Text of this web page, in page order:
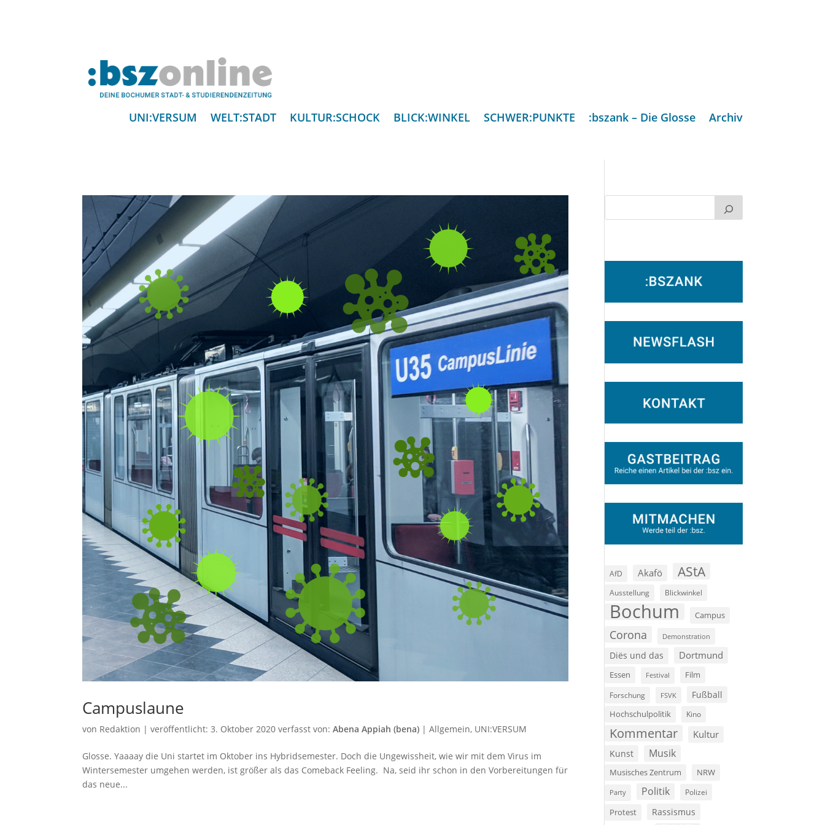
UNI:VERSUM WELT:STADT KULTUR:SCHOCK BLICK:WINKEL SCHWER:PUNKTE :bszank – Die Glosse Archiv
Campuslaune
von Redaktion |veröffentlicht:3. Oktober 2020 verfasst von:Abena Appiah (bena) |Allgemein, UNI:VERSUM
Glosse. Yaaaay die Uni startet im Oktober ins Hybridsemester. Doch die Ungewissheit, wie wir mit dem Virus im
Wintersemester umgehen werden, ist größer als das Comeback Feeling. Na, seid ihr schon in den Vorbereitungen für
das neue...
AfD Akafö AStA
Ausstellung Blickwinkel
Bochum Campus
Corona Demonstration
Diës und das Dortmund
Essen Festival Film
Forschung FSVK Fußball
Hochschulpolitik Kino
Kommentar Kultur
Kunst Musik
Musisches Zentrum NRW
Party Politik Polizei
Protest Rassismus